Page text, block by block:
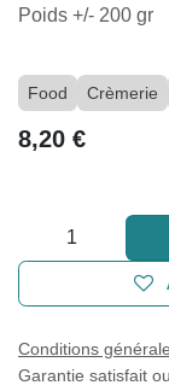
Poids +/- 200 gr
Food Crèmerie
8,20 €
Conditions
Garantie satisfait